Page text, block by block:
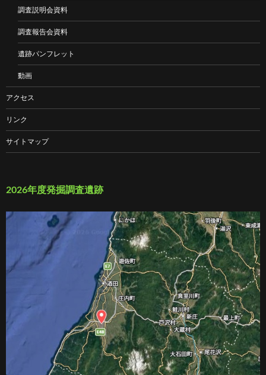
調査説明会資料
調査報告会資料
遺跡パンフレット
動画
アクセス
リンク
サイトマップ
2026年度発掘調査遺跡